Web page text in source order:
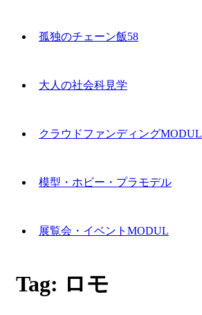
孤独のチェーン飯58
大人の社会科見学
クラウドファンディングMODUL
模型・ホビー・プラモデル
展覧会・イベントMODUL
Tag: ロモ